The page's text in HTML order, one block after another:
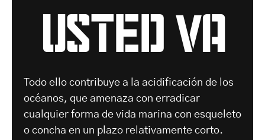
USTED VA
Todo ello contribuye a la acidificación de los
océanos, que amenaza con erradicar
cualquier forma de vida marina con esqueleto
o concha en un plazo relativamente corto.